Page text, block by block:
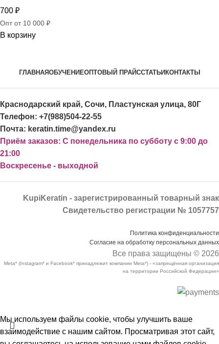
700 ₽
Опт от 10 000 ₽
В корзину
ГЛАВНАЯОБУЧЕНИЕОПТОВЫЙ ПРАЙССТАТЬИ КОНТАКТЫ
Краснодарский край, Сочи, Пластунская улица, 80Г
Телефон: +7(988)504-22-55
Почта: keratin.time@yandex.ru
Приём заказов: С понедельника по субботу с 9:00 до
21:00
Воскресенье - выходной
KupiKeratin - зарегистрированный товарный знак
Свидетельство регистрации № 1057757
Политика конфиденциальности
Согласие на обработку персональных данных
Все права защищены © 2026
Meta* (Instagram* и Facebook* принадлежит компании Meta*) - «запрещённая организация
на территории Российской Федерации»
Мы используем файлы cookie, чтобы улучшить ваше
взаимодействие с нашим сайтом. Просматривая этот сайт,